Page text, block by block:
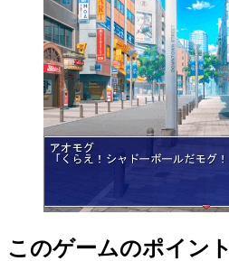
このゲームのポイント